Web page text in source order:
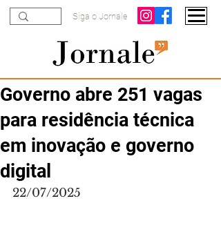
Siga o Jornale
Governo abre 251 vagas
para residência técnica
em inovação e governo
digital
22/07/2025